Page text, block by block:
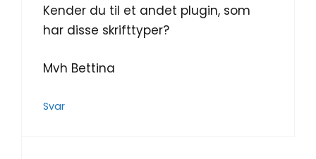
Kender du til et andet plugin, som
har disse skrifttyper?
Mvh Bettina
Svar